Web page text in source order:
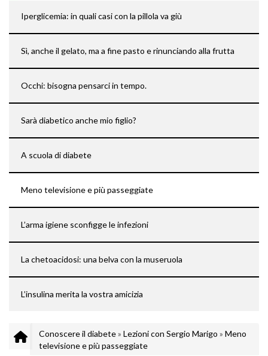
Iperglicemia: in quali casi con la pillola va giù
Sì, anche il gelato, ma a fine pasto e rinunciando alla frutta
Occhi: bisogna pensarci in tempo.
Sarà diabetico anche mio figlio?
A scuola di diabete
Meno televisione e più passeggiate
L’arma igiene sconfigge le infezioni
La chetoacidosi: una belva con la museruola
L’insulina merita la vostra amicizia
Conoscere il diabete» Lezioni con Sergio Marigo » Meno
televisione e più passeggiate